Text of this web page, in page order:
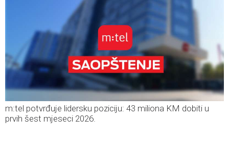
m:tel potvrđuje lidersku poziciju: 43 miliona KM dobiti u
prvih šest mjeseci 2026.